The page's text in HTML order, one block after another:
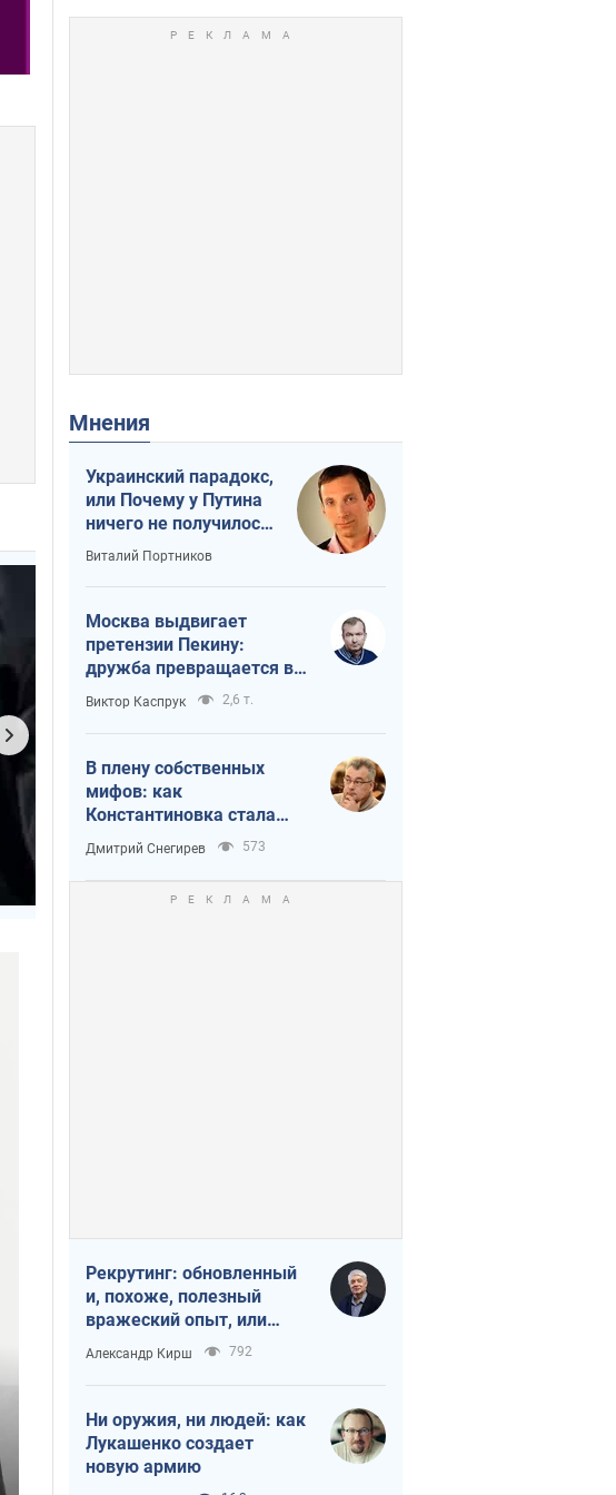
Мнения
Украинский парадокс,
или Почему у Путина
ничего не получилось
с Украиной
Виталий Портников
Москва выдвигает
претензии Пекину:
дружба превращается в
зависимость России от
Китая
Виктор Каспрук 2,6 т.
В плену собственных
мифов: как
Константиновка стала
главной идеологической
ловушкой для российских
оккупантов
Дмитрий Снегирев 573
Рекрутинг: обновленный
и, похоже, полезный
вражеский опыт, или
Диалектика
требовательной трусости
Александр Кирш 792
Ни оружия, ни людей: как
Лукашенко создает
новую армию